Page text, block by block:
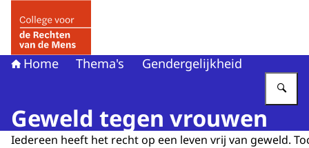
Home Thema's Gendergelijkheid
Geweld tegen vrouwen
Iedereen heeft het recht op een leven vrij van geweld.